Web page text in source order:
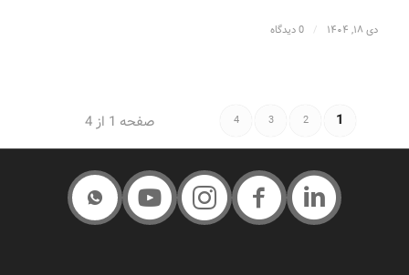
دی ۱۸, ۱۴۰۴ / 0 دیدگاه
صفحه 1 از 4 1
2
3
4